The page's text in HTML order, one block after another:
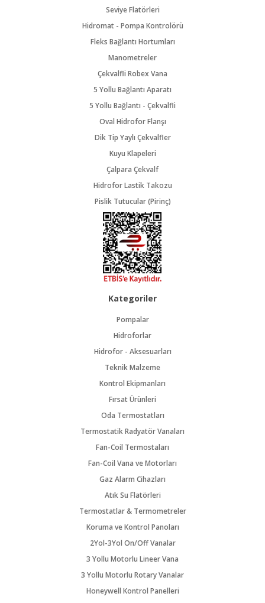
Seviye Flatörleri
Hidromat - Pompa Kontrolörü
Fleks Bağlantı Hortumları
Manometreler
Çekvalfli Robex Vana
5 Yollu Bağlantı Aparatı
5 Yollu Bağlantı - Çekvalfli
Oval Hidrofor Flanşı
Dik Tip Yaylı Çekvalfler
Kuyu Klapeleri
Çalpara Çekvalf
Hidrofor Lastik Takozu
Pislik Tutucular (Pirinç)
Kategoriler
Pompalar
Hidroforlar
Hidrofor - Aksesuarları
Teknik Malzeme
Kontrol Ekipmanları
Fırsat Ürünleri
Oda Termostatları
Termostatik Radyatör Vanaları
Fan-Coil Termostaları
Fan-Coil Vana ve Motorları
Gaz Alarm Cihazları
Atık Su Flatörleri
Termostatlar & Termometreler
Koruma ve Kontrol Panoları
2Yol-3Yol On/Off Vanalar
3 Yollu Motorlu Lineer Vana
3 Yollu Motorlu Rotary Vanalar
Honeywell Kontrol Panelleri